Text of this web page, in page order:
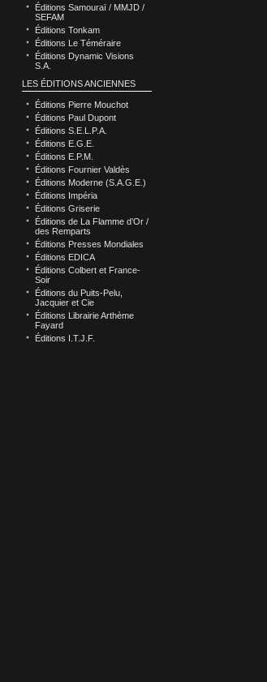
Éditions Samouraï / MMJD /
SEFAM
Éditions Tonkam
Éditions Le Téméraire
Éditions Dynamic Visions
S.A.
LES ÉDITIONS ANCIENNES
Éditions Pierre Mouchot
Éditions Paul Dupont
Éditions S.E.L.P.A.
Éditions E.G.E.
Éditions E.P.M.
Éditions Fournier Valdès
Éditions Moderne (S.A.G.E.)
Éditions Impéria
Éditions Griserie
Éditions de La Flamme d’Or /
des Remparts
Éditions Presses Mondiales
Éditions EDICA
Éditions Colbert et France-
Soir
Éditions du Puits-Pelu,
Jacquier et Cie
Éditions Librairie Arthème
Fayard
Éditions I.T.J.F.